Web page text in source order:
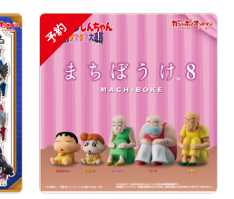
予約